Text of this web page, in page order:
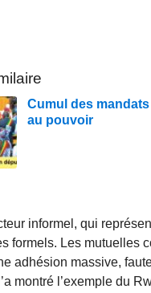
Cumul des
au pouvoir
informel, qui
formels. Les mutuelles
adhésion massive,
montré l’exemple du